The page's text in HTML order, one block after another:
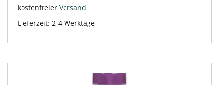
kostenfreier Versand
Lieferzeit: 2-4 Werktage